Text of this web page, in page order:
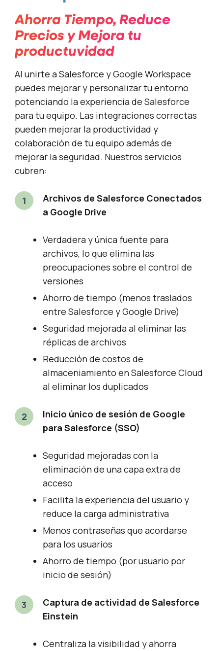
Ahorra Tiempo, Reduce
Precios y Mejora tu
productuvidad
Al unirte a Salesforce y Google Workspace
puedes mejorar y personalizar tu entorno
potenciando la experiencia de Salesforce
para tu equipo. Las integraciones correctas
pueden mejorar la productividad y
colaboración de tu equipo además de
mejorar la seguridad. Nuestros servicios
cubren:
Archivos de Salesforce Conectados
a Google Drive
Verdadera y única fuente para
archivos, lo que elimina las
preocupaciones sobre el control de
versiones
Ahorro de tiempo (menos traslados
entre Salesforce y Google Drive)
Seguridad mejorada al eliminar las
réplicas de archivos
Reducción de costos de
almaceniamiento en Salesforce Cloud
al eliminar los duplicados
Inicio único de sesión de Google
para Salesforce (SSO)
Seguridad mejoradas con la
eliminación de una capa extra de
acceso
Facilita la experiencia del usuario y
reduce la carga administrativa
Menos contraseñas que acordarse
para los usuarios
Ahorro de tiempo (por usuario por
inicio de sesión)
Captura de actividad de Salesforce
Einstein
Centraliza la visibilidad y ahorra